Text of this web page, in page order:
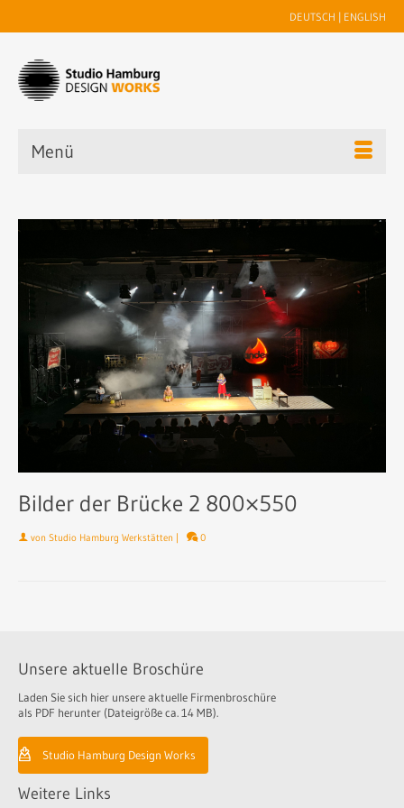
DEUTSCH | ENGLISH
Menü
Bilder der Brücke 2 800×550
von Studio Hamburg Werkstätten | 0
Unsere aktuelle Broschüre
Laden Sie sich hier unsere aktuelle Firmenbroschüre
als PDF herunter (Dateigröße ca. 14 MB).
Studio Hamburg Design Works
Weitere Links